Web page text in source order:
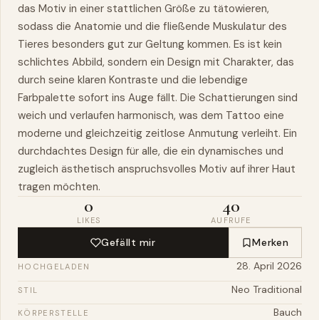
das Motiv in einer stattlichen Größe zu tätowieren,
sodass die Anatomie und die fließende Muskulatur des
Tieres besonders gut zur Geltung kommen. Es ist kein
schlichtes Abbild, sondern ein Design mit Charakter, das
durch seine klaren Kontraste und die lebendige
Farbpalette sofort ins Auge fällt. Die Schattierungen sind
weich und verlaufen harmonisch, was dem Tattoo eine
moderne und gleichzeitig zeitlose Anmutung verleiht. Ein
durchdachtes Design für alle, die ein dynamisches und
zugleich ästhetisch anspruchsvolles Motiv auf ihrer Haut
tragen möchten.
0
LIKES
40
AUFRUFE
Gefällt mir Merken
HOCHGELADEN 28. April 2026
STIL Neo Traditional
KÖRPERSTELLE Bauch